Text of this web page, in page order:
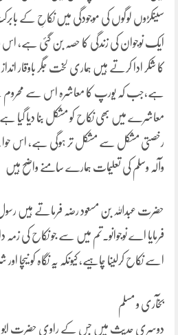
سینکڑوں لوگوں کی موجودگی میں نکاحِ کے
ایک نوجوان کی زندگی کا حصہ بن گئی ہے، اس
کا شکر ادا کرتے ہیں ہماری لخت جگر باوقار
ہے،جب کہ یورپ کا معاشرہ اس سے
معاشرے میں بھی نکاح کو مشکل بنا دیا گیا
رخصتی مشکل سے مشکل تر ہوگی ہے، اس
وآلہ وسلم کی تعلیمات ہمارے سامنے واضح ہیں
حضرت عبداللہ بن مسعود رضہ فرماتے ہیں رسول
فرمایا اے نوجوانو۔تم میں سے جو نکاح کی
اسے نکاح کرلینا چاہیے، کیونکہ یہ نگاہ کو نیچا
بخآری و مسلم
دوسری حدیث میں جس کے راوی حضرت ابو